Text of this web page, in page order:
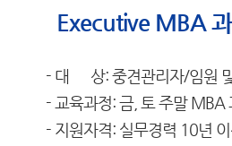
Executive MBA
- 대 상: 중견관리자/임원
- 교육과정: 금, 토 주말 MBA
- 지원자격: 실무경력 10년